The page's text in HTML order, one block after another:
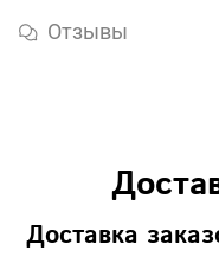
Отзывы
Доставка